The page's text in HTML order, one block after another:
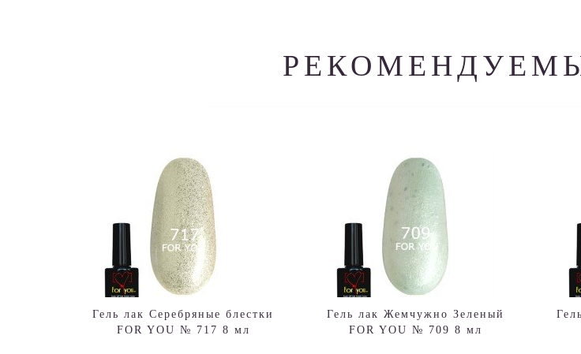
Гель лак Серебряные блестки
FOR YOU № 717 8 мл
Гель лак Жемчужно Зеленый
FOR YOU № 709 8 мл